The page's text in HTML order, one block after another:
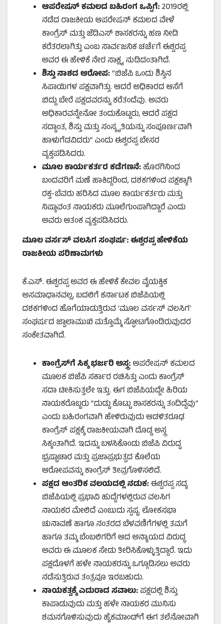
ಆಪರೇಷನ್ ಕಮಲದ ಬಹಿರಂಗ ಒಪ್ಪಿಗೆ:2019ರಲ್ಲಿ
ನಡೆದ ರಾಜಕೀಯ ಆಪರೇಷನ್ ಕಮಲದ ವೇಳೆ
ಕಾಂಗ್ರೆಸ್ ಮತ್ತು ಜೆಡಿಎಸ್ ಶಾಸಕರನ್ನು ಹಣ ನೀಡಿ
ಕರೆತರಲಾಗಿತ್ತು ಎಂಬ ಸಾರ್ವಜನಿಕ ಚರ್ಚೆಗೆ ಈಶ್ವರಪ್ಪ
ಅವರ ಈ ಹೇಳಿಕೆ ನೇರ ಸಾಕ್ಷ್ಯ ನುಡಿದಂತಾಗಿದೆ.
ಶಿಸ್ತು ನಾಶದ ಆರೋಪ:“ಬಿಜೆಪಿ ಒಂದು ಶಿಸ್ತಿನ
ಸಿಪಾಯಿಗಳ ಪಕ್ಷವಾಗಿತ್ತು. ಆದರೆ ಅಧಿಕಾರದ ಆಸೆಗೆ
ಬಿದ್ದು ಬೇರೆ ಪಕ್ಷದವರನ್ನು ಕರೆತಂದೆವು. ಅವರು
ಅಧಿಕಾರವನ್ನೇನೋ ತಂದುಕೊಟ್ಟರು, ಆದರೆ ಪಕ್ಷದ
ಸದ್ಧಾಂತ, ಶಿಸ್ತು ಮತ್ತು ಸಂಸ್ಕೃತಿಯನ್ನು ಸಂಪೂರ್ಣವಾಗಿ
ಹಾಳುಗೆಡವಿದರು” ಎಂದು ಈಶ್ವರಪ್ಪ ಬೇಸರ
ವ್ಯಕ್ತಪಡಿಸಿದರು.
ಮೂಲ ಕಾರ್ಯಕರ್ತರ ಕಡೆಗಣನೆ:ಹೊರಗಿನಿಂದ
ಬಂದವರಿಗೆ ಮಣೆ ಹಾಕಿದ್ದರಿಂದ, ದಶಕಗಳಿಂದ ಪಕ್ಷಕ್ಕಾಗಿ
ರಕ್ತ-ಬೆವರು ಹರಿಸಿದ ಮೂಲ ಕಾರ್ಯಕರ್ತರು ಮತ್ತು
ನಿಷ್ಠಾವಂತ ನಾಯಕರು ಮೂಲೆಗುಂಪಾಗಿದ್ದಾರೆ ಎಂದು
ಅವರು ಆತಂಕ ವ್ಯಕ್ತಪಡಿಸಿದರು.
ಮೂಲ ವರ್ಸಸ್ ವಲಸಿಗ ಸಂಘರ್ಷ: ಈಶ್ವರಪ್ಪ ಹೇಳಿಕೆಯ
ರಾಜಕೀಯ ಪರಿಣಾಮಗಳು
ಕೆ.ಎಸ್. ಈಶ್ವರಪ್ಪ ಅವರ ಈ ಹೇಳಿಕೆ ಕೇವಲ ವೈಯಕ್ತಿಕ
ಅಸಮಾಧಾನವಲ್ಲ, ಬದಲಿಗೆ ಕರ್ನಾಟಕ ಬಿಜೆಪಿಯಲ್ಲಿ
ದಶಕಗಳಿಂದ ಹೊಗೆಯಾಡುತ್ತಿರುವ ‘ಮೂಲ ವರ್ಸಸ್ ವಲಸಿಗ’
ಸಂಘರ್ಷದ ಜ್ವಾಲಾಮುಖಿ ಮತ್ತೊಮ್ಮೆ ಸ್ಫೋಟಗೊಂಡಿರುವುದರ
ಸಂಕೇತವಾಗಿದೆ.
ಕಾಂಗ್ರೆಸ್‌ಗೆ ಸಿಕ್ಕ ಭರ್ಜರಿ ಅಸ್ತ್ರ:ಆಪರೇಷನ್ ಕಮಲದ
ಮೂಲಕ ಬಿಜೆಪಿ ಸರ್ಕಾರ ರಚಿಸಿತ್ತು ಎಂದು ಕಾಂಗ್ರೆಸ್
ಸದಾ ಟೀಕಿಸುತ್ತಲೇ ಇತ್ತು. ಈಗ ಬಿಜೆಪಿಯದ್ದೇ ಹಿರಿಯ
ನಾಯಕರೊಬ್ಬರು “ದುಡ್ಡು ಕೊಟ್ಟು ಶಾಸಕರನ್ನು ತಂದಿದ್ದೆವು”
ಎಂದು ಬಹಿರಂಗವಾಗಿ ಹೇಳಿರುವುದು ಆಡಳಿತರೂಢ
ಕಾಂಗ್ರೆಸ್ ಪಕ್ಷಕ್ಕೆ ರಾಜಕೀಯವಾಗಿ ದೊಡ್ಡ ಅಸ್ತ್ರ
ಸಿಕ್ಕಂತಾಗಿದೆ. ಇದನ್ನು ಬಳಸಿಕೊಂಡು ಬಿಜೆಪಿ ವಿರುದ್ಧ
ಭ್ರಷ್ಟಾಚಾರ ಮತ್ತು ಪ್ರಜಾಪ್ರಭುತ್ವದ ಕೊಲೆಯ
ಆರೋಪವನ್ನು ಕಾಂಗ್ರೆಸ್ ತೀವ್ರಗೊಳಿಸಲಿದೆ.
ಪಕ್ಷದ ಆಂತರಿಕ ವಲಯದಲ್ಲಿ ನಡುಕ:ಈಶ್ವರಪ್ಪ ಸದ್ಯ
ಬಿಜೆಪಿಯಲ್ಲಿ ಪ್ರಭಾವಿ ಹುದ್ದೆಗಳಲ್ಲಿರುವ ವಲಸಿಗ
ನಾಯಕರ ಮೇಲಿದೆ ಎಂಬುದು ಸ್ಪಷ್ಟ. ಲೋಕಸಭಾ
ಚುನಾವಣೆ ಹಾಗೂ ನಂತರದ ಬೆಳವಣಿಗೆಗಳಲ್ಲಿ ತಮಗೆ
ಹಾಗೂ ತಮ್ಮ ಬೆಂಬಲಿಗರಿಗೆ ಆದ ಅನ್ಯಾಯದ ವಿರುದ್ಧ
ಅವರು ಈ ಮೂಲಕ ಸೇಡು ತೀರಿಸಿಕೊಳ್ಳುತ್ತಿದ್ದಾರೆ. ಇದು
ಪಕ್ಷದೊಳಗೆ ಹಳೇ ನಾಯಕರನ್ನು ಒಗ್ಗೂಡಿಸಲು ಅವರು
ನಡೆಸುತ್ತಿರುವ ತಂತ್ರವೂ ಇರಬಹುದು.
ನಾಯಕತ್ವಕ್ಕೆ ಎದುರಾದ ಸವಾಲು:ಪಕ್ಷದಲ್ಲಿ ಶಿಸ್ತು
ಕಾಪಾಡುವುದು ಮತ್ತು ಹಳೇ ನಾಯಕರ ಮುನಿಸು
ಶಮನಗೊಳಿಸುವುದು ಹೈಕಮಾಂಡ್‌ಗೆ ಈಗ ತಲೆನೋವಾಗಿ